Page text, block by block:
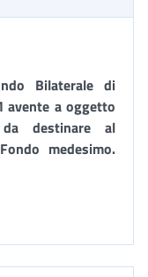
Bilaterale di
avente a oggetto
destinare al
medesimo.